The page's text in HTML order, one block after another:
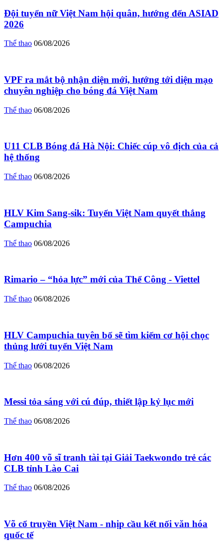
Đội tuyển nữ Việt Nam hội quân, hướng đến ASIAD
2026
Thể thao 06/08/2026
VPF ra mắt bộ nhận diện mới, hướng tới diện mạo
chuyên nghiệp cho bóng đá Việt Nam
Thể thao 06/08/2026
U11 CLB Bóng đá Hà Nội: Chiếc cúp vô địch của cả
hệ thống
Thể thao 06/08/2026
HLV Kim Sang-sik: Tuyển Việt Nam quyết thắng
Campuchia
Thể thao 06/08/2026
Rimario – “hỏa lực” mới của Thể Công - Viettel
Thể thao 06/08/2026
HLV Campuchia tuyên bố sẽ tìm kiếm cơ hội chọc
thủng lưới tuyển Việt Nam
Thể thao 06/08/2026
Messi tỏa sáng với cú đúp, thiết lập kỷ lục mới
Thể thao 06/08/2026
Hơn 400 võ sĩ tranh tài tại Giải Taekwondo trẻ các
CLB tỉnh Lào Cai
Thể thao 06/08/2026
Võ cổ truyền Việt Nam - nhịp cầu kết nối văn hóa
quốc tế